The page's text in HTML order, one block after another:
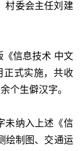
村委会主任刘建
《信息技术 中文
正式实施，共收
个生僻汉字。
未纳入上述《信
绘制图、交通运